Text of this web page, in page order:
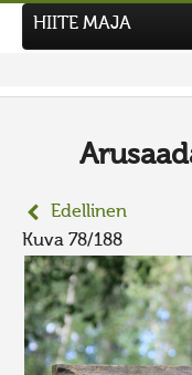
UUSI KUVAKILPAILU
AIEMMAT KILPAILUT
HIITE MAJA
Edellinen
Kuva 78/188